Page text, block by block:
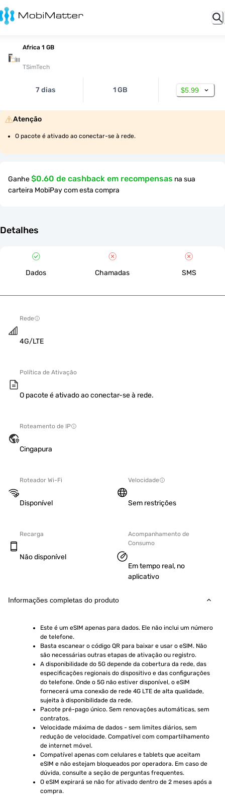
Africa 1 GB
TSimTech
7 dias 1 GB $5.99
Atenção
O pacote é ativado ao conectar-se à rede.
Ganhe$0.60 de cashback em recompensas na sua
carteira MobiPay com esta compra
Detalhes
Dados Chamadas SMS
Rede
4G/LTE
Política de Ativação
O pacote é ativado ao conectar-se à rede.
Roteamento de IP
Cingapura
Roteador Wi-Fi
Disponível
Velocidade
Sem restrições
Recarga
Não disponível
Acompanhamento de
Consumo
Em tempo real, no
aplicativo
Informações completas do produto
Este é um eSIM apenas para dados. Ele não inclui um número
de telefone.
Basta escanear o código QR para baixar e usar o eSIM. Não
são necessárias outras etapas de ativação ou registro.
A disponibilidade do 5G depende da cobertura da rede, das
especificações regionais do dispositivo e das configurações
do telefone. Onde o 5G não estiver disponível, o eSIM
fornecerá uma conexão de rede 4G LTE de alta qualidade,
sujeita à disponibilidade da rede.
Pacote pré-pago único. Sem renovações automáticas, sem
contratos.
Velocidade máxima de dados - sem limites diários, sem
redução de velocidade. Compatível com compartilhamento
de internet móvel.
Compatível apenas com celulares e tablets que aceitam
eSIM e não estejam bloqueados por operadora. Em caso de
dúvida, consulte a seção de perguntas frequentes.
O eSIM expirará se não for ativado dentro de 2 meses após a
compra.